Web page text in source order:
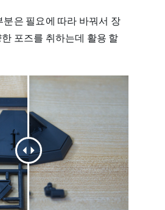
분은 필요에 따라 바꿔서 장
포즈를 취하는데 활용 할